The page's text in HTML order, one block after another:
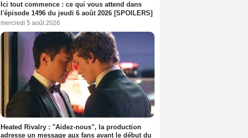
Ici tout commence : ce qui vous attend dans
l'épisode 1496 du jeudi 6 août 2026 [SPOILERS]
mercredi 5 août 2026
Heated Rivalry : "Aidez-nous", la production
adresse un message aux fans avant le début du